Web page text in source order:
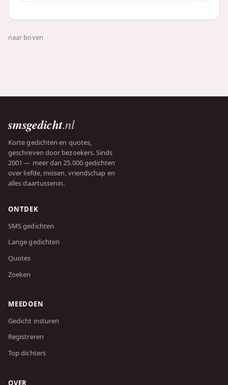
naar boven
smsgedicht.nl
Korte gedichten en quotes,
geschreven door bezoekers. Sinds
2001 — meer dan 25.000 gedichten
over liefde, missen, vriendschap en
alles daartussenin.
ONTDEK
SMS gedichten
Lange gedichten
Quotes
Zoeken
MEEDOEN
Gedicht insturen
Registreren
Top dichters
OVER